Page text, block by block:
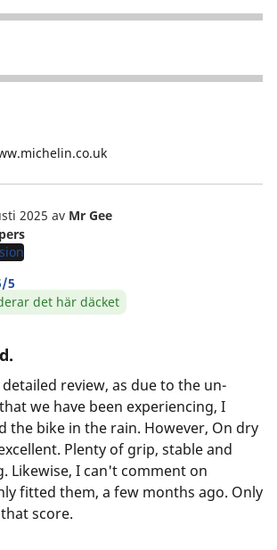
2025 av Mr Gee
5
det här däcket
review, as due to the un-
we have been experiencing, I
the bike in the rain. However, On dry
Plenty of grip, stable and
Likewise, I can't comment on
fitted them, a few months ago. Only
score.